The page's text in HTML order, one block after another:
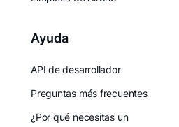
Ayuda
API de desarrollador
Preguntas más frecuentes
¿Por qué necesitas un